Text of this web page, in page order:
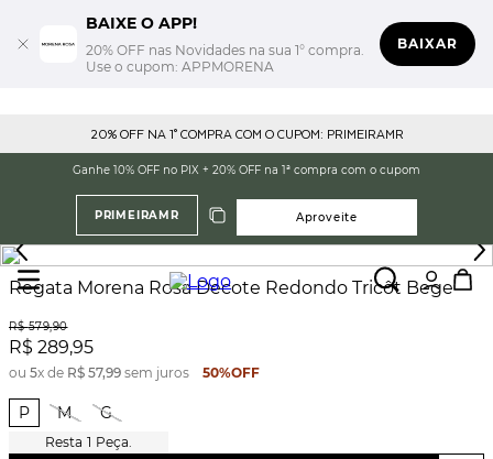
BAIXE O APP!
20% OFF nas Novidades na sua 1° compra.
Use o cupom: APPMORENA
BAIXAR
20% OFF NA 1° COMPRA COM O CUPOM: PRIMEIRAMR
Ganhe 10% OFF no PIX + 20% OFF na 1ª compra com o cupom
PRIMEIRAMR Aproveite
Regata Morena Rosa Decote Redondo Tricôt Bege
R$ 579,90
R$ 289,95
ou 5x de R$ 57,99 sem juros 50%OFF
P M G
1 Peça.